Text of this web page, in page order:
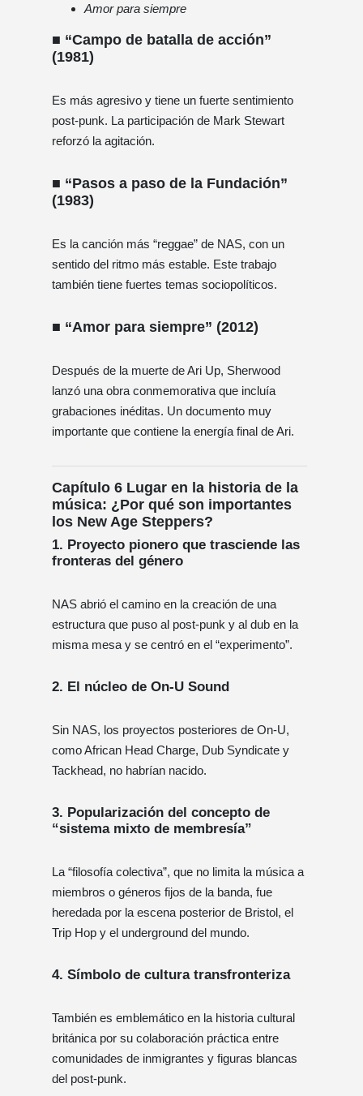
Amor para siempre
■ “Campo de batalla de acción”
(1981)
Es más agresivo y tiene un fuerte sentimiento
post-punk. La participación de Mark Stewart
reforzó la agitación.
■ “Pasos a paso de la Fundación”
(1983)
Es la canción más “reggae” de NAS, con un
sentido del ritmo más estable. Este trabajo
también tiene fuertes temas sociopolíticos.
■ “Amor para siempre” (2012)
Después de la muerte de Ari Up, Sherwood
lanzó una obra conmemorativa que incluía
grabaciones inéditas. Un documento muy
importante que contiene la energía final de Ari.
Capítulo 6 Lugar en la historia de la
música: ¿Por qué son importantes
los New Age Steppers?
1. Proyecto pionero que trasciende las
fronteras del género
NAS abrió el camino en la creación de una
estructura que puso al post-punk y al dub en la
misma mesa y se centró en el “experimento”.
2. El núcleo de On-U Sound
Sin NAS, los proyectos posteriores de On-U,
como African Head Charge, Dub Syndicate y
Tackhead, no habrían nacido.
3. Popularización del concepto de
“sistema mixto de membresía”
La “filosofía colectiva”, que no limita la música a
miembros o géneros fijos de la banda, fue
heredada por la escena posterior de Bristol, el
Trip Hop y el underground del mundo.
4. Símbolo de cultura transfronteriza
También es emblemático en la historia cultural
británica por su colaboración práctica entre
comunidades de inmigrantes y figuras blancas
del post-punk.